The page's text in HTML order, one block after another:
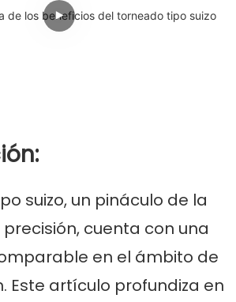
suizo, un pináculo de la
cuenta con una
en el ámbito de
Este artículo profundiza en